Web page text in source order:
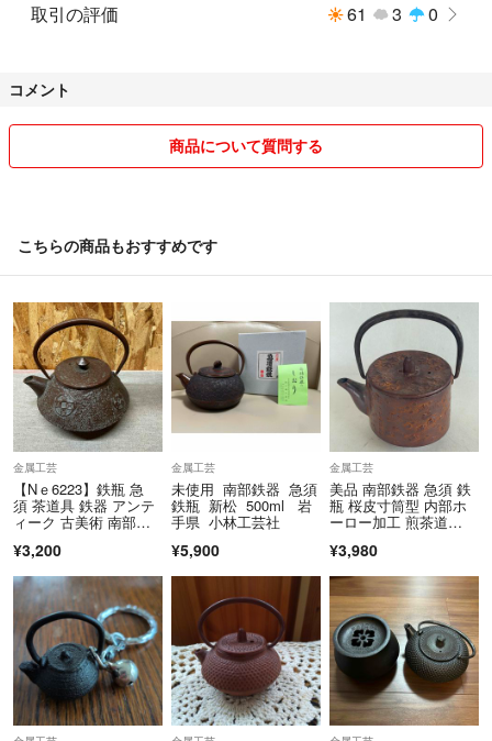
取引の評価 61 3 0
コメント
商品について質問する
こちらの商品もおすすめです
金属工芸
【Nｅ6223】鉄瓶 急
須 茶道具 鉄器 アンテ
ィーク 古美術 南部鉄
¥3,200
金属工芸
未使用 南部鉄器 急須
鉄瓶 新松 500ml 岩
手県 小林工芸社
¥5,900
金属工芸
美品 南部鉄器 急須 鉄
瓶 桜皮寸筒型 内部ホ
ーロー加工 煎茶道
¥3,980